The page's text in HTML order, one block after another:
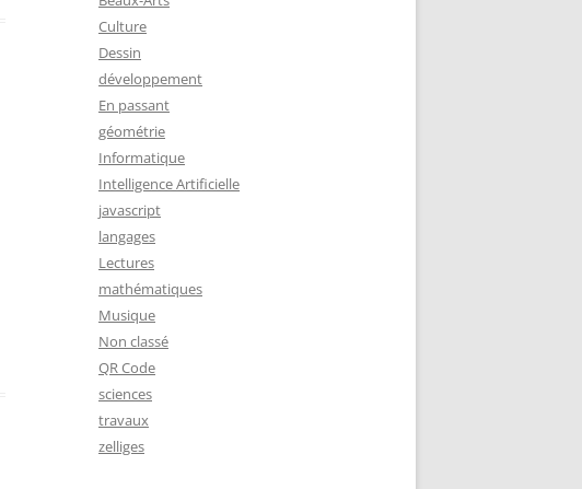
Culture
Dessin
développement
En passant
géométrie
Informatique
Intelligence Artificielle
javascript
langages
Lectures
mathématiques
Musique
Non classé
QR Code
sciences
travaux
zelliges